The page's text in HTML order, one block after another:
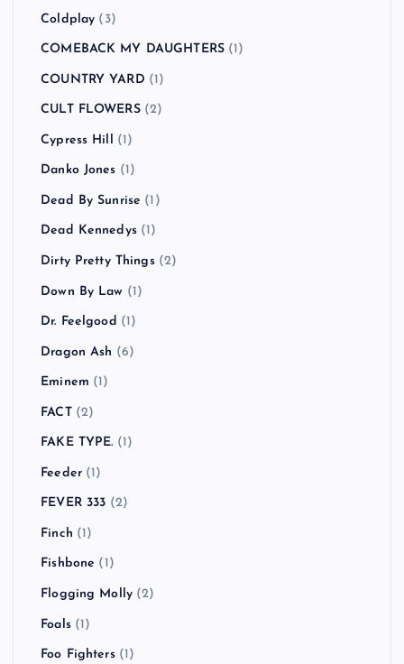
Coldplay (3)
COMEBACK MY DAUGHTERS (1)
COUNTRY YARD (1)
CULT FLOWERS(2)
Cypress Hill (1)
Danko Jones (1)
Dead By Sunrise (1)
Dead Kennedys(1)
Dirty Pretty Things(2)
Down By Law (1)
Dr. Feelgood (1)
Dragon Ash (6)
Eminem (1)
FACT(2)
FAKE TYPE. (1)
Feeder(1)
FEVER 333 (2)
Finch (1)
Fishbone (1)
Flogging Molly (2)
Foals(1)
Foo Fighters(1)